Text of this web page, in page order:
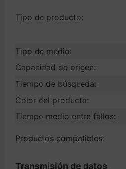
Tipo de producto:
Tipo de medio:
Capacidad de origen:
Tiempo de búsqueda:
Color del producto:
Tiempo medio entre fallos:
Productos compatibles:
Transmisión de datos